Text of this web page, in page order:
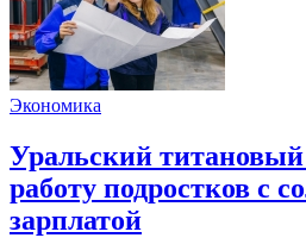
Экономика
Уральский
работу подростков с
зарплатой